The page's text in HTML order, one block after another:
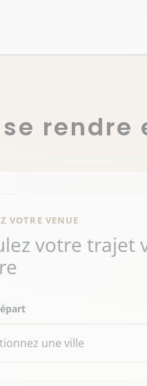
rendre
VOTRE VENUE
votre trajet